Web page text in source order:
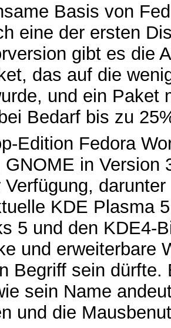
Basis von
eine der ersten
gibt es die
das auf die
und ein Paket
Bedarf bis zu
Edition Fedora
GNOME in
Verfügung,
KDE Plasma
5 und den KDE4-
und erweiterbare
Begriff sein
sein Name
und die